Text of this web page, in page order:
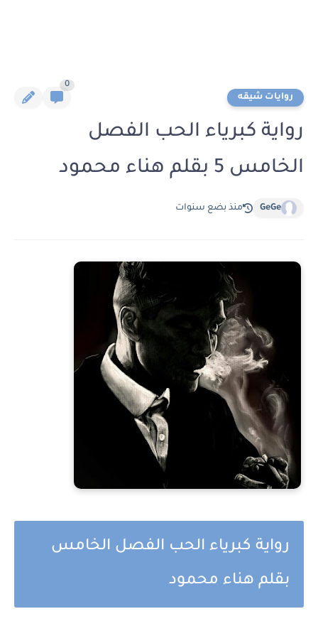
روايات شيقه
0
رواية كبرياء الحب الفصل
الخامس 5 بقلم هناء محمود
GeGe منذ بضع سنوات
رواية كبرياء الحب الفصل الخامس
بقلم هناء محمود